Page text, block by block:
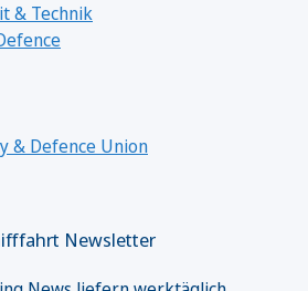
& Technik
& Defence Union
Newsletter